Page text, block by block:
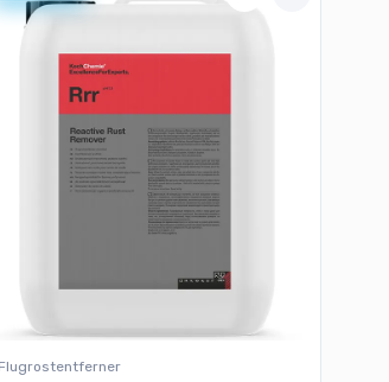
Flugrostentferner